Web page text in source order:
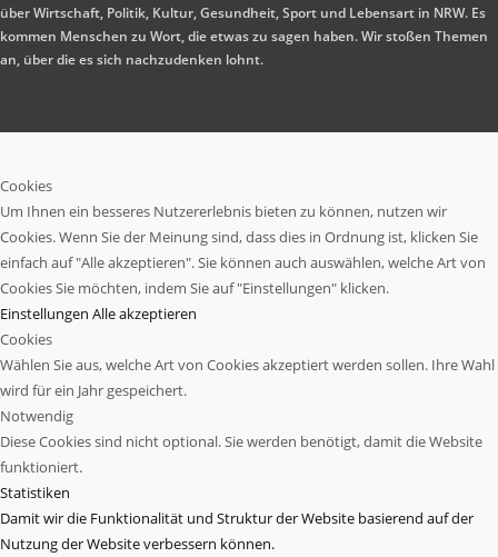
über Wirtschaft, Politik, Kultur, Gesundheit, Sport und Lebensart in NRW. Es
kommen Menschen zu Wort, die etwas zu sagen haben. Wir stoßen Themen
an, über die es sich nachzudenken lohnt.
Cookies
Um Ihnen ein besseres Nutzererlebnis bieten zu können, nutzen wir
Cookies. Wenn Sie der Meinung sind, dass dies in Ordnung ist, klicken Sie
einfach auf "Alle akzeptieren". Sie können auch auswählen, welche Art von
Cookies Sie möchten, indem Sie auf "Einstellungen" klicken.
Einstellungen Alle akzeptieren
Cookies
Wählen Sie aus, welche Art von Cookies akzeptiert werden sollen. Ihre Wahl
wird für ein Jahr gespeichert.
Notwendig
Diese Cookies sind nicht optional. Sie werden benötigt, damit die Website
funktioniert.
Statistiken
Damit wir die Funktionalität und Struktur der Website basierend auf der
Nutzung der Website verbessern können.